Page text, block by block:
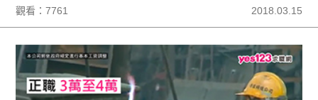
觀看：7761 2018.03.15